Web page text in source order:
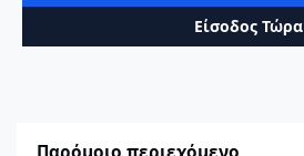
Είσοδος Τώρα